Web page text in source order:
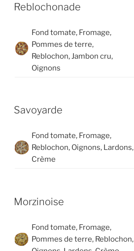
Reblochonade
Fond tomate, Fromage,
Pommes de terre,
Reblochon, Jambon cru,
Oignons
Savoyarde
Fond tomate, Fromage,
Reblochon, Oignons, Lardons,
Crème
Morzinoise
Fond tomate, Fromage,
Pommes de terre, Reblochon,